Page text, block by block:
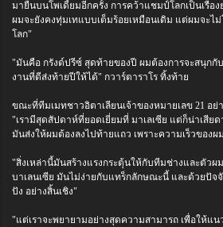
มายืนบนโพเดี้ยมอีกครั้ง การคว้าแชมป์โลกเป็นเรื่
ผมจะยังคงทุ่มเทแบบเต็มร้อยเหมือนเดิม แต่ผมจะไ
โลก"
"มันคือ กรังด์ปรีซ์ สุดท้ายของปี ผมต้องการจะสนุกกั
งานที่ดีส่งท้ายปีให้ได้" กวาร์ตาราโร ทิ้งท้าย
ขณะที่ทีมเมทชาวอิตาเลียนเจ้าของหมายเลข 21 อย่
"เรามีสุดสัปดาห์ที่ยอดเยี่ยมที่ มาเลเซีย แต่ก็น่าเสีย
มันส่งให้ผมต้องลงไปท้ายแถว เพราะความเร็วของผ
"สิ่งเหล่านี้มันสร้างแรงกระตุ้นให้กับทีมช่างและตัวผ
บาเลนเซีย มันไม่ง่ายกับแทร็กลักษณะนี้ และด้วยปัจ
ปัง อย่างสิ้นเชิง"
"แต่เราจะพยายามอย่างสุดความสามารถ เพื่อให้แ